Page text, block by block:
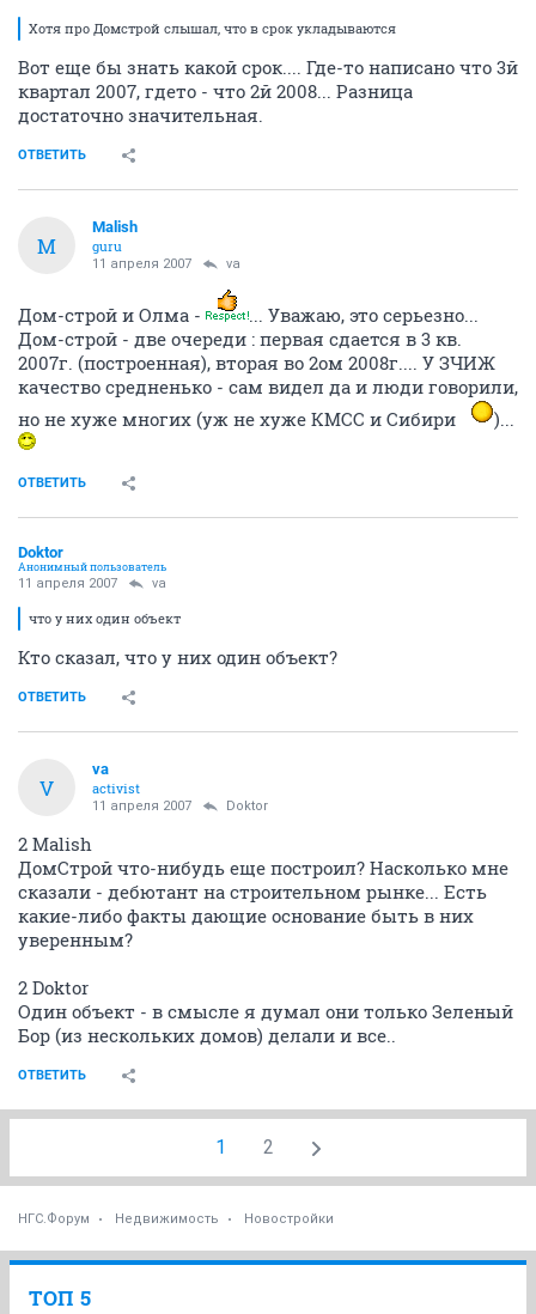
Хотя про Домстрой слышал, что в срок укладываются
Вот еще бы знать какой срок.... Где-то написано что 3й
квартал 2007, гдето - что 2й 2008... Разница
достаточно значительная.
ОТВЕТИТЬ
M
Malish
guru
11 апреля 2007 va
Дом-строй и Олма -
... Уважаю, это серьезно...
Дом-строй - две очереди : первая сдается в 3 кв.
2007г. (построенная), вторая во 2ом 2008г.... У ЗЧИЖ
качество средненько - сам видел да и люди говорили,
но не хуже многих (уж не хуже КМСС и Сибири
)...
ОТВЕТИТЬ
Doktor
Анонимный пользователь
11 апреля 2007 va
что у них один объект
Кто сказал, что у них один объект?
ОТВЕТИТЬ
V
va
activist
11 апреля 2007 Doktor
2 Malish
ДомСтрой что-нибудь еще построил? Насколько мне
сказали - дебютант на строительном рынке... Есть
какие-либо факты дающие основание быть в них
уверенным?
2 Doktor
Один объект - в смысле я думал они только Зеленый
Бор (из нескольких домов) делали и все..
ОТВЕТИТЬ
1 2
НГС.Форум Недвижимость Новостройки
ТОП 5